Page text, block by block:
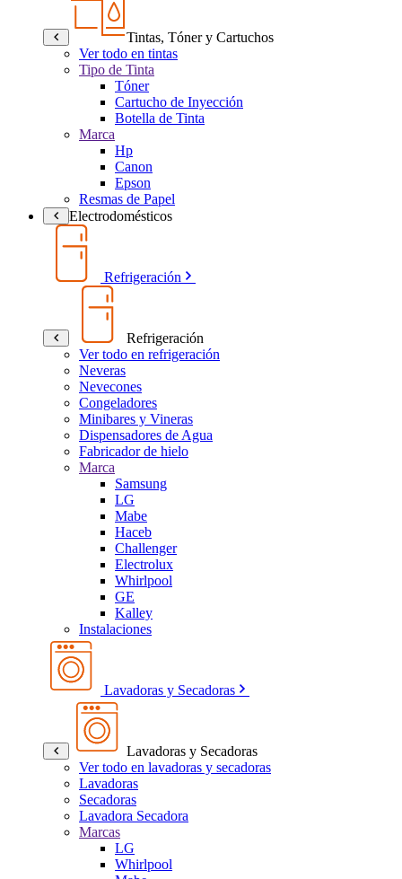
Tintas, Tóner y Cartuchos
Ver todo en tintas
Tipo de Tinta
Tóner
Cartucho de Inyección
Botella de Tinta
Marca
Hp
Canon
Epson
Resmas de Papel
Electrodomésticos
Refrigeración
Refrigeración
Ver todo en refrigeración
Neveras
Nevecones
Congeladores
Minibares y Vineras
Dispensadores de Agua
Fabricador de hielo
Marca
Samsung
LG
Mabe
Haceb
Challenger
Electrolux
Whirlpool
GE
Kalley
Instalaciones
Lavadoras y Secadoras
Lavadoras y Secadoras
Ver todo en lavadoras y secadoras
Lavadoras
Secadoras
Lavadora Secadora
Marcas
LG
Whirlpool